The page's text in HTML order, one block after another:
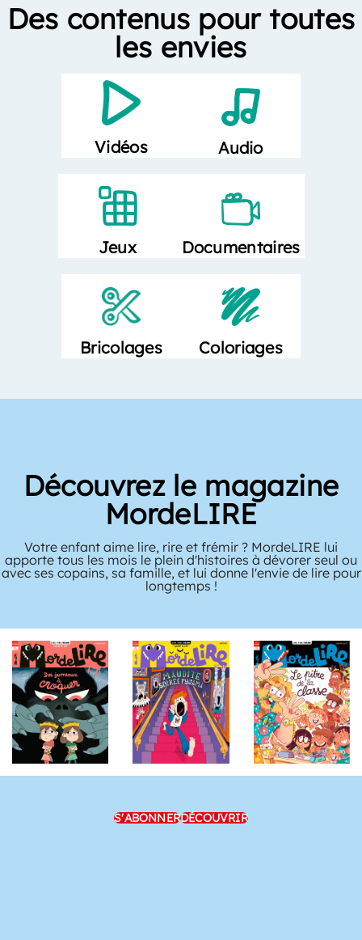
Des contenus pour toutes
les envies
Vidéos Audio
Jeux Documentaires
Bricolages Coloriages
Découvrez le magazine
MordeLIRE
Votre enfant aime lire, rire et frémir ? MordeLIRE lui
apporte tous les mois le plein d'histoires à dévorer seul ou
avec ses copains, sa famille, et lui donne l'envie de lire pour
longtemps !
S'ABONNERDÉCOUVRIR